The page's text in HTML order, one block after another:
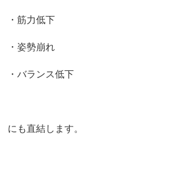
・筋力低下
・姿勢崩れ
・バランス低下
にも直結します。